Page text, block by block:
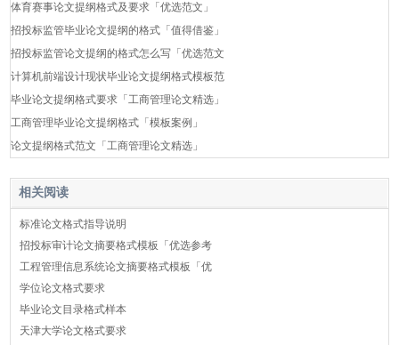
体育赛事论文提纲格式及要求「优选范文」
招投标监管毕业论文提纲的格式「值得借鉴」
招投标监管论文提纲的格式怎么写「优选范文
计算机前端设计现状毕业论文提纲格式模板范
毕业论文提纲格式要求「工商管理论文精选」
工商管理毕业论文提纲格式「模板案例」
论文提纲格式范文「工商管理论文精选」
相关阅读
标准论文格式指导说明
招投标审计论文摘要格式模板「优选参考
工程管理信息系统论文摘要格式模板「优
学位论文格式要求
毕业论文目录格式样本
天津大学论文格式要求